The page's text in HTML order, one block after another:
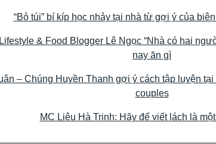
“Bỏ túi” bí kíp học nhảy tại nhà từ gợi ý của
& Food Blogger Lê Ngọc “Nhà có hai
nay ăn gì
– Chúng Huyền Thanh gợi ý cách tập luyện
couples
MC Liêu Hà Trinh: Hãy để viết lách là một